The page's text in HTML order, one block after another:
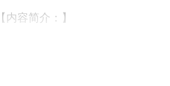
【内容简介：】